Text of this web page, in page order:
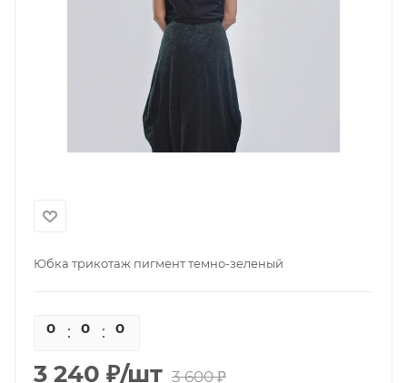
Юбка трикотаж пигмент темно-зеленый
0 0 0
3 240 ₽/шт 3 600₽